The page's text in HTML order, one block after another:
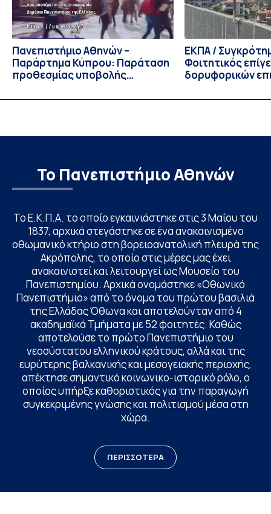
Πανεπιστήμιο Αθηνών –
Παράρτημα Κύπρου: Παράταση
προθεσμίας υποβολής
υποψηφίων
ΕΚΠΑ /
Φοιτητικός
δορυφορικών
Το Πανεπιστήμιο Αθηνών
Το Ε.Κ.Π.Α. το οποίο εγκαινιάστηκε στις 3 Μαΐου του
1837, αρχικά στεγάστηκε σε ένα ανακαινισμένο
οθωμανικό κτήριο στη βορειοανατολική πλευρά της
Ακρόπολης, το οποίο στις μέρες μας έχει
ανακαινιστεί και λειτουργεί ως Μουσείο του
Πανεπιστημίου. Αρχικά ονομάστηκε «Οθωνικό
Πανεπιστήμιο» από το όνομα του πρώτου βασιλιά
της Ελλάδας Όθωνα και αποτελούνταν από 4
ακαδημαϊκά Τμήματα με 52 φοιτητές. Καθώς
αποτελούσε το πρώτο Πανεπιστήμιο του
νεοσύστατου ελληνικού κράτους, αλλά και της
ευρύτερης βαλκανικής και μεσογειακής περιοχής,
απέκτησε σημαντικό κοινωνικο-ιστορικό ρόλο, ο
οποίος υπήρξε καθοριστικός για την παραγωγή
συγκεκριμένης γνώσης και πολιτισμού μέσα στη
χώρα.
ΠΕΡΙΣΣΟΤΕΡΑ